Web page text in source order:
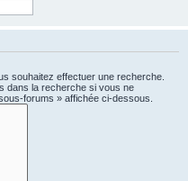
souhaitez effectuer une recherche.
dans la recherche si vous ne
forums » affichée ci-dessous.